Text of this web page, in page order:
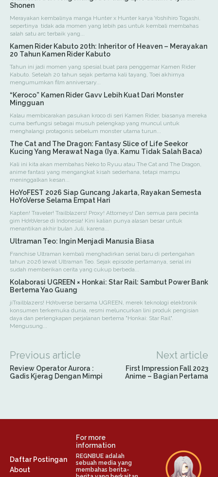
Shonen
Merayakan kembalinya manga Hunter x Hunter karya Yoshihiro Togashi,
sepertinya tidak ada momen yang lebih pas untuk kembali membahas
salah satu arc terbaik yang...
Kamen Rider Kabuto 20th: Inheritor of Heaven – Merayakan
20 Tahun Kamen Rider Kabuto
Tahun ini jadi momen yang spesial buat para penggemar Kamen Rider
Kabuto. Setelah 20 tahun sejak pertama kali tayang, Toei akhirnya
mengumumkan film anniversary...
“Keroco” Kamen Rider Gavv Lebih Kuat Dari Monster
Mingguan
Kalau membicarakan pasukan kroco di seri Kamen Rider, biasanya mereka
cuma berfungsi sebagai musuh pelengkap yang muncul untuk
menghalangi protagonis sebelum monster utama turun...
The Cat and The Dragon: Fantasy Slice of Life Seekor
Kucing Yang Merawat Naga (Iya. Kamu Tidak Salah Baca)
Kali ini kita akan membahas Neko to Ryuu atau The Cat and The Dragon,
anime fantasi yang mengangkat kisah sederhana, tetapi mampu
meninggalkan kesan...
HoYoFEST 2026 Siap Guncang Jakarta, Rayakan Semesta
HoYoVerse Selama Empat Hari
Kapten! Traveler! Trailblazers! Proxy! Attorneys! Dan semua para pecinta
gim HoYoVerse di Indonesia! Kini kalian punya alasan besar untuk
menantikan akhir bulan Juli, karena...
Ultraman Teo: Ingin Menjadi Manusia Biasa
Franchise Ultraman kembali menghadirkan serial baru di pertengahan
tahun 2026 lewat Ultraman Teo. Sejak episode pertamanya, serial ini
sudah memberikan cerita yang cukup berbeda...
Kolaborasi UGREEN × Honkai: Star Rail: Sambut Power Bank
Bertema Yao Guang
jiTrailblazers! HoYoverse bersama UGREEN, merek teknologi elektronik
konsumen terkemuka dunia, resmi meluncurkan lini produk pengisian
daya dan perlengkapan perjalanan bertema "Honkai: Star Rail".
Mengusung...
Previous article
Review Operator Aurora :
Gadis Kjerag Dengan Mimpi
Next article
First Impression Fall 2023
Anime – Bagian Pertama
Daftar Postingan
About
For more
information
REGNBUE adalah
sebuah media yang
membahas berita-